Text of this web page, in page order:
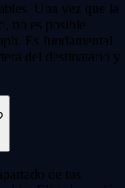
Una vez que la
no es posible
Es fundamental
del destinatario y
de tus